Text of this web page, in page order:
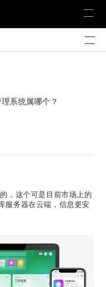
系统属哪个？
，这个可是目前市场上的
服务器在云端，信息更安